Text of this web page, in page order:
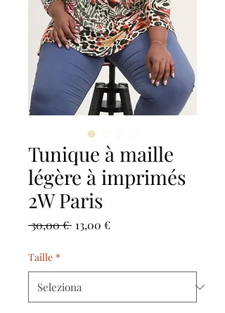
Tunique à maille
légère à imprimés
2W Paris
30,00 € Prezzo
13,00 €Prezzo
Taille *